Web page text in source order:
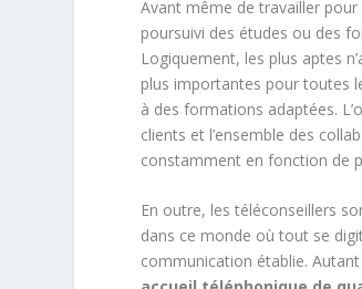
Avant même de travailler
poursuivi des études ou des
Logiquement, les plus aptes
plus importantes pour toutes
à des formations adaptées.
clients et l’ensemble des
constamment en fonction de
En outre, les téléconseillers
dans ce monde où tout se
communication établie.